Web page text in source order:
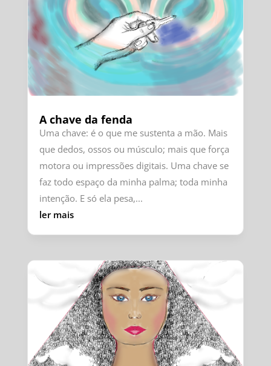
A chave da fenda
Uma chave: é o que me sustenta a mão. Mais
que dedos, ossos ou músculo; mais que força
motora ou impressões digitais. Uma chave se
faz todo espaço da minha palma; toda minha
intenção. E só ela pesa,...
ler mais